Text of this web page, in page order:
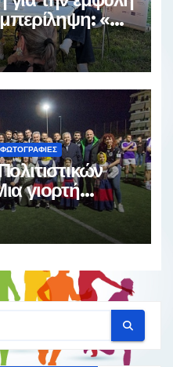
«Ο
αρχίζει μετά
ΦΩΤΟΓΡΑΦΊΕΣ
γιορτή